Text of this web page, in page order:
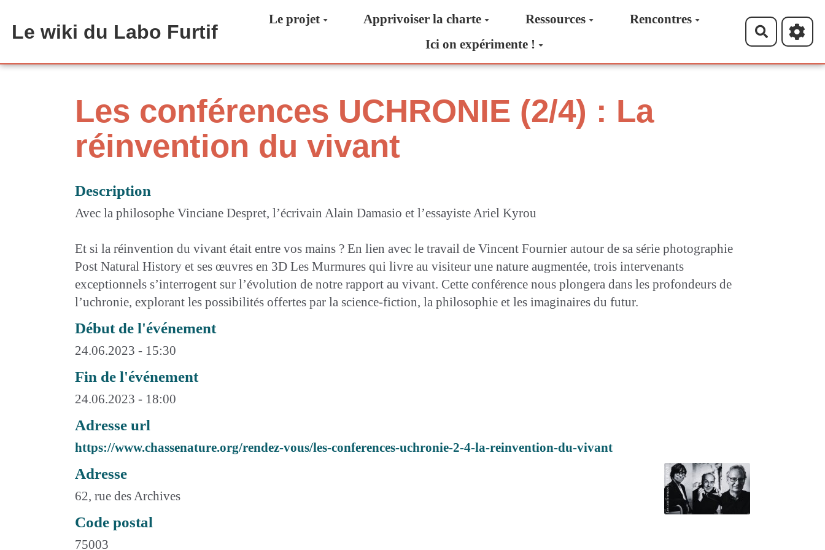
Le wiki du Labo Furtif
Le projet Apprivoiser la charte Ressources
Rencontres
Ici on expérimente !
Les conférences UCHRONIE (2/4) : La
réinvention du vivant
Description
Avec la philosophe Vinciane Despret, l’écrivain Alain Damasio et l’essayiste Ariel Kyrou
Et si la réinvention du vivant était entre vos mains ? En lien avec le travail de Vincent Fournier autour de sa série photographie
Post Natural History et ses œuvres en 3D Les Murmures qui livre au visiteur une nature augmentée, trois intervenants
exceptionnels s’interrogent sur l’évolution de notre rapport au vivant. Cette conférence nous plongera dans les profondeurs de
l’uchronie, explorant les possibilités offertes par la science-fiction, la philosophie et les imaginaires du futur.
Début de l'événement
24.06.2023 - 15:30
Fin de l'événement
24.06.2023 - 18:00
Adresse url
https://www.chassenature.org/rendez-vous/les-conferences-uchronie-2-4-la-reinvention-du-vivant
Adresse
62, rue des Archives
Code postal
75003